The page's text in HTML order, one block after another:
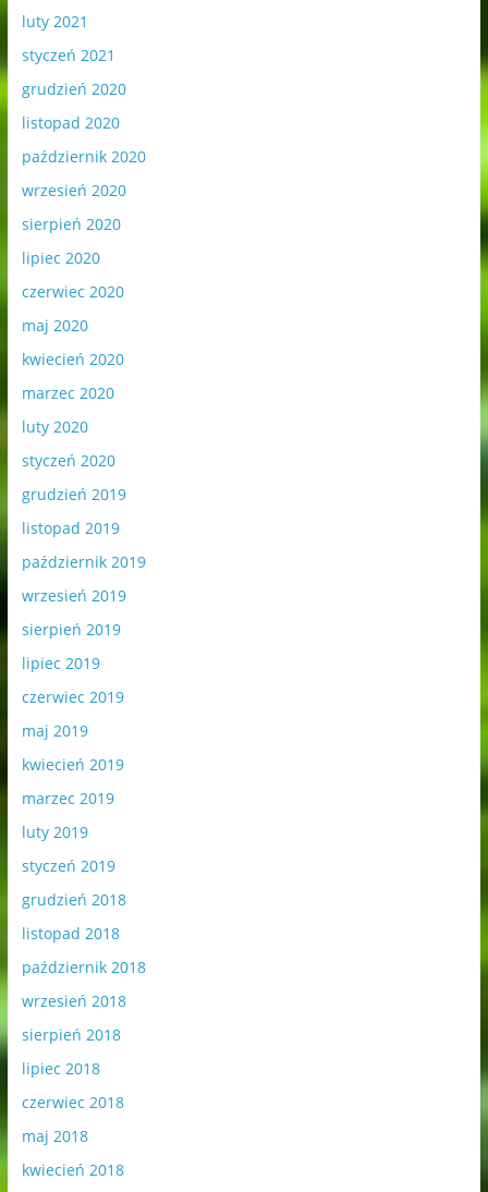
luty 2021
styczeń 2021
grudzień 2020
listopad 2020
październik 2020
wrzesień 2020
sierpień 2020
lipiec 2020
czerwiec 2020
maj 2020
kwiecień 2020
marzec 2020
luty 2020
styczeń 2020
grudzień 2019
listopad 2019
październik 2019
wrzesień 2019
sierpień 2019
lipiec 2019
czerwiec 2019
maj 2019
kwiecień 2019
marzec 2019
luty 2019
styczeń 2019
grudzień 2018
listopad 2018
październik 2018
wrzesień 2018
sierpień 2018
lipiec 2018
czerwiec 2018
maj 2018
kwiecień 2018